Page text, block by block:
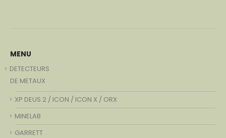
MENU
DETECTEURS
DE METAUX
XP DEUS 2 / ICON / ICON X / ORX
MINELAB
GARRETT